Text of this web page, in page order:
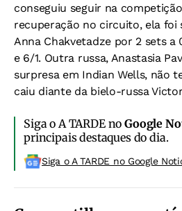
conseguiu seguir na
recuperação no circuito, ela foi
Anna Chakvetadze por 2 sets a
e 6/1. Outra russa, Anastasia
surpresa em Indian Wells, não
caiu diante da bielo-russa
Siga o A TARDE noGoogle
principais destaques do dia.
Siga o A TARDE no Google